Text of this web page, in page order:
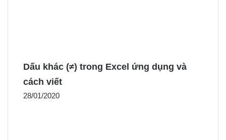
Dấu khác (≠) trong Excel ứng dụng và
cách viết
28/01/2020